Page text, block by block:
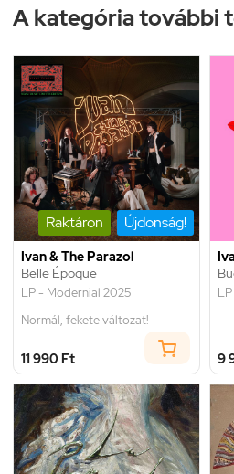
A kategória további
Raktáron Újdonság!
Ivan & The Parazol
Belle Époque
LP - Modernial 2025
Normál, fekete változat!
11 990 Ft 9